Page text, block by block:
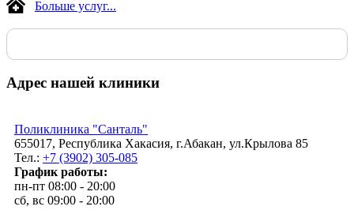
Больше услуг...
Адрес нашей клиники
Поликлиника "Санталь"
655017, Республика Хакасия, г.Абакан, ул.Крылова 85
Тел.: +7 (3902) 305-085
График работы:
пн-пт 08:00 - 20:00
сб, вс 09:00 - 20:00